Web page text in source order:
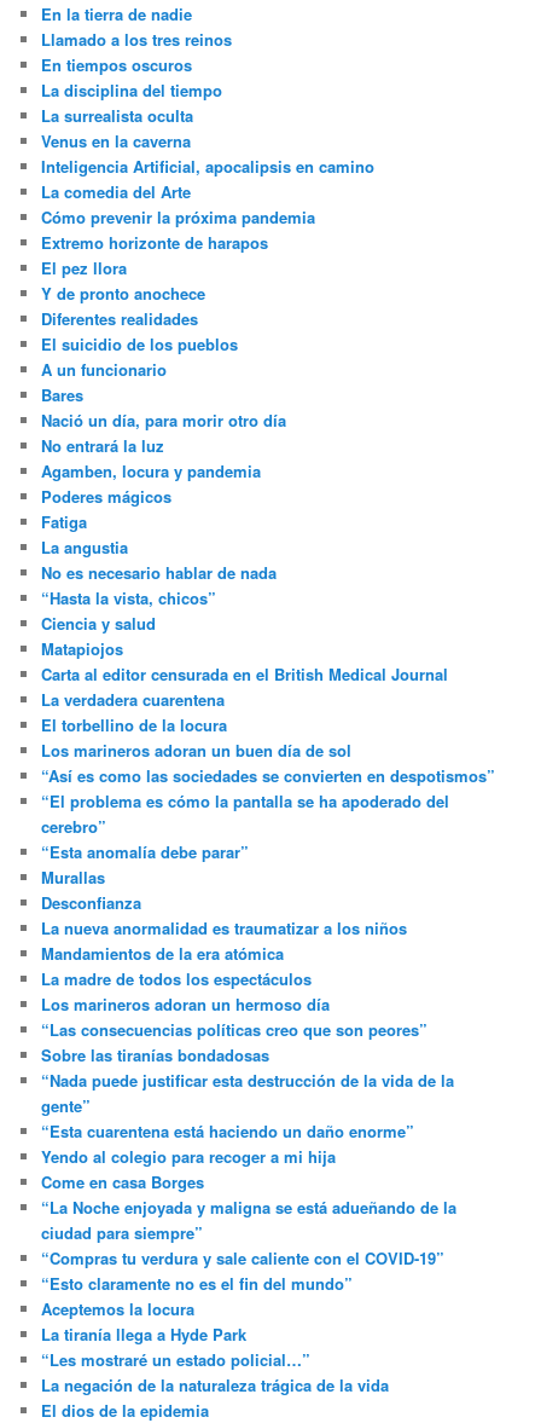
h
En la tierra de nadie
Llamado a los tres reinos
En tiempos oscuros
La disciplina del tiempo
La surrealista oculta
Venus en la caverna
Inteligencia Artificial, apocalipsis en camino
La comedia del Arte
Cómo prevenir la próxima pandemia
Extremo horizonte de harapos
El pez llora
Y de pronto anochece
Diferentes realidades
El suicidio de los pueblos
A un funcionario
Bares
Nació un día, para morir otro día
No entrará la luz
Agamben, locura y pandemia
Poderes mágicos
Fatiga
La angustia
No es necesario hablar de nada
“Hasta la vista, chicos”
Ciencia y salud
Matapiojos
Carta al editor censurada en el British Medical Journal
La verdadera cuarentena
El torbellino de la locura
Los marineros adoran un buen día de sol
“Así es como las sociedades se convierten en despotismos”
“El problema es cómo la pantalla se ha apoderado del
cerebro”
“Esta anomalía debe parar”
Murallas
Desconfianza
La nueva anormalidad es traumatizar a los niños
Mandamientos de la era atómica
La madre de todos los espectáculos
Los marineros adoran un hermoso día
“Las consecuencias políticas creo que son peores”
Sobre las tiranías bondadosas
“Nada puede justificar esta destrucción de la vida de la
gente”
“Esta cuarentena está haciendo un daño enorme”
Yendo al colegio para recoger a mi hija
Come en casa Borges
“La Noche enjoyada y maligna se está adueñando de la
ciudad para siempre”
“Compras tu verdura y sale caliente con el COVID-19”
“Esto claramente no es el fin del mundo”
Aceptemos la locura
La tiranía llega a Hyde Park
“Les mostraré un estado policial…”
La negación de la naturaleza trágica de la vida
El dios de la epidemia